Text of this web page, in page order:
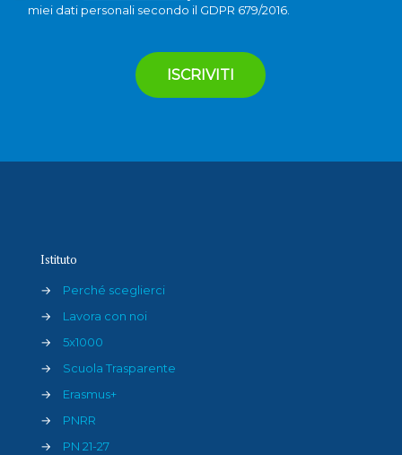
miei dati personali secondo il GDPR 679/2016.
Istituto
→
Perché sceglierci
→
Lavora con noi
→
5x1000
→
Scuola Trasparente
→
Erasmus+
→
PNRR
→
PN 21-27